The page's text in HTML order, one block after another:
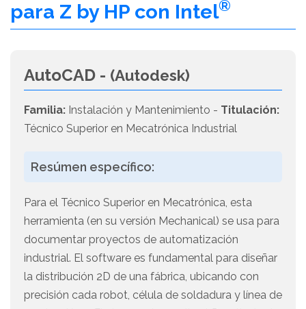
para Z by HP con Intel®
AutoCAD - (Autodesk)
Familia: Instalación y Mantenimiento - Titulación:
Técnico Superior en Mecatrónica Industrial
Resúmen específico:
Para el Técnico Superior en Mecatrónica, esta
herramienta (en su versión Mechanical) se usa para
documentar proyectos de automatización
industrial. El software es fundamental para diseñar
la distribución 2D de una fábrica, ubicando con
precisión cada robot, célula de soldadura y línea de